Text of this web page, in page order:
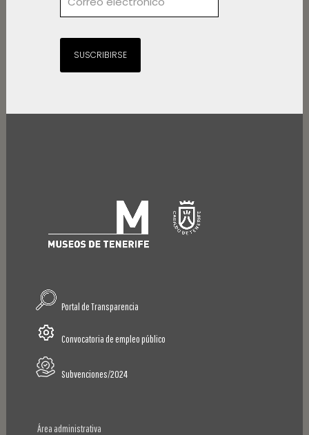
SUSCRIBIRSE
Portal de Transparencia
Convocatoria de empleo público
Subvenciones/2024
Área administrativa